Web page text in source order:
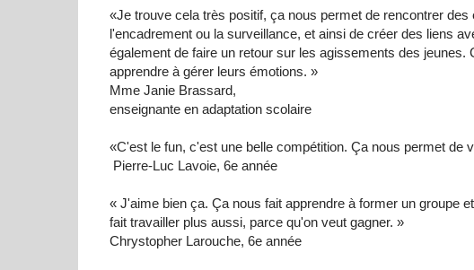
«Je trouve cela très positif, ça nous permet de rencontrer des
l'encadrement ou la surveillance, et ainsi de créer des liens
également de faire un retour sur les agissements des jeunes.
apprendre à gérer leurs émotions. »
Mme Janie Brassard,
enseignante en adaptation scolaire
«C'est le fun, c'est une belle compétition. Ça nous permet de
Pierre-Luc Lavoie, 6e année
« J'aime bien ça. Ça nous fait apprendre à former un groupe et
fait travailler plus aussi, parce qu'on veut gagner. »
Chrystopher Larouche, 6e année